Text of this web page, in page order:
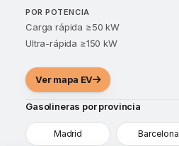
POR POTENCIA
Carga rápida ≥50 kW
Ultra-rápida ≥150 kW
Ver mapa EV
Gasolineras por provincia
Madrid Barcelona